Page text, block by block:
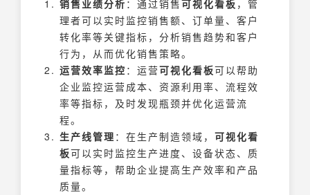
销售业绩分析 ：通过销售可视化看板 ，管
理者可以实时监控销售额、订单量、客户
转化率等关键指标，分析销售趋势和客户
行为，从而优化销售策略。
运营效率监控 ：运营可视化看板可以帮助
企业监控运营成本、资源利用率、流程效
率等指标，及时发现瓶颈并优化运营流
程。
生产线管理 ：在生产制造领域， 可视化看
板可以实时监控生产进度、设备状态、质
量指标等，帮助企业提高生产效率和产品
质量。